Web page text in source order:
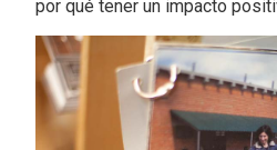
por qué tener un impacto